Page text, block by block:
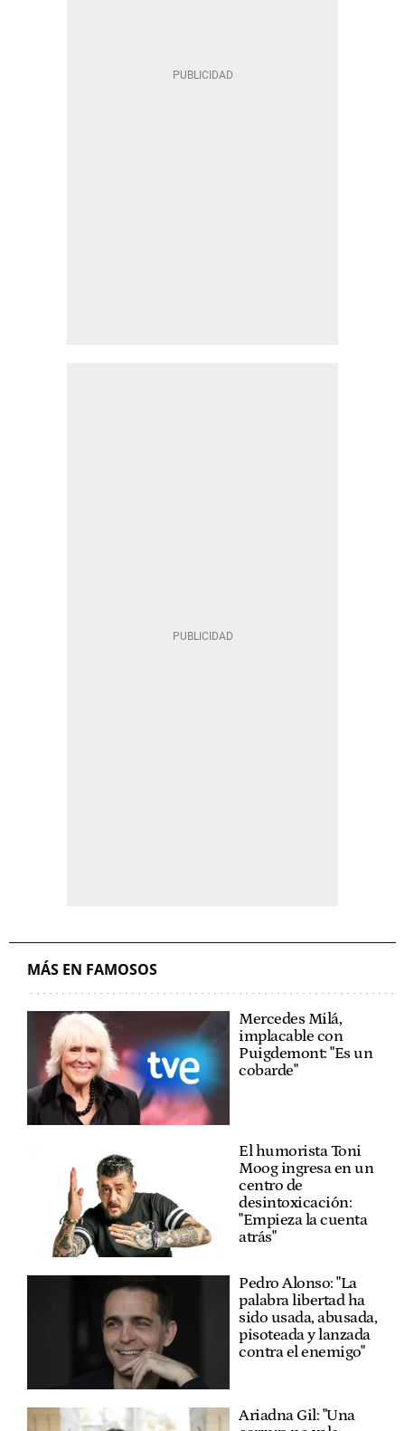
MÁS EN FAMOSOS
Mercedes Milá,
implacable con
Puigdemont: "Es un
cobarde"
El humorista Toni
Moog ingresa en un
centro de
desintoxicación:
"Empieza la cuenta
atrás"
Pedro Alonso: "La
palabra libertad ha
sido usada, abusada,
pisoteada y lanzada
contra el enemigo"
Ariadna Gil: "Una